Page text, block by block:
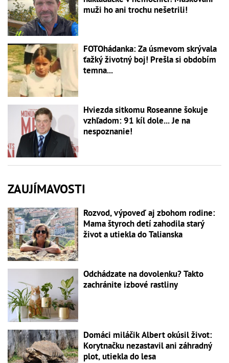
muži ho ani trochu nešetrili!
FOTOhádanka: Za úsmevom skrývala
ťažký životný boj! Prešla si obdobím
temna...
Hviezda sitkomu Roseanne šokuje
vzhľadom: 91 kíl dole... Je na
nespoznanie!
ZAUJÍMAVOSTI
Rozvod, výpoveď aj zbohom rodine:
Mama štyroch detí zahodila starý
život a utiekla do Talianska
Odchádzate na dovolenku? Takto
zachránite izbové rastliny
Domáci miláčik Albert okúsil život:
Korytnačku nezastavil ani záhradný
plot, utiekla do lesa